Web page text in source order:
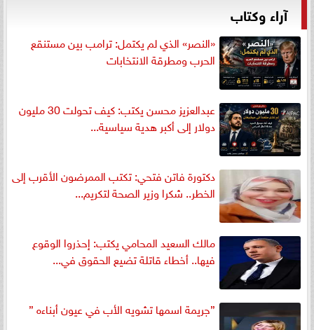
آراء وكتاب
«النصر» الذي لم يكتمل: ترامب بين مستنقع
الحرب ومطرقة الانتخابات
عبدالعزيز محسن يكتب: كيف تحولت 30 مليون
دولار إلى أكبر هدية سياسية...
دكتورة فاتن فتحي: تكتب الممرضون الأقرب إلى
الخطر.. شكرا وزير الصحة لتكريم...
مالك السعيد المحامي يكتب: إحذروا الوقوع
فيها.. أخطاء قاتلة تضيع الحقوق في...
”جريمة اسمها تشويه الأب في عيون أبناءه ”